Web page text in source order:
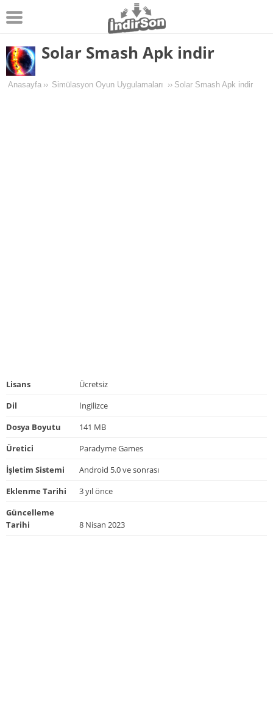
Android
Pc Oyunları
Solar Smash Apk indir
Anasayfa ›› Simülasyon Oyun Uygulamaları ›› Solar Smash Apk indir
Lisans
Ücretsiz
Dil
İngilizce
Dosya Boyutu
141 MB
Üretici
Paradyme Games
İşletim Sistemi
Android 5.0 ve sonrası
Eklenme Tarihi
3 yıl önce
Güncelleme
Tarihi
8 Nisan 2023